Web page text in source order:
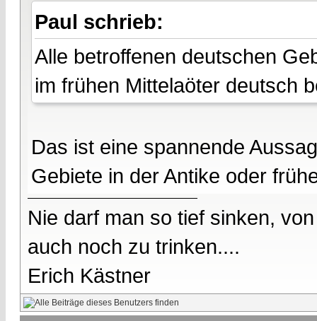
Paul schrieb:
Alle betroffenen deutschen
im frühen Mittelaöter deutsch
Das ist eine spannende
Gebiete in der Antike oder
Nie darf man so tief sinken,
auch noch zu trinken....
Erich Kästner